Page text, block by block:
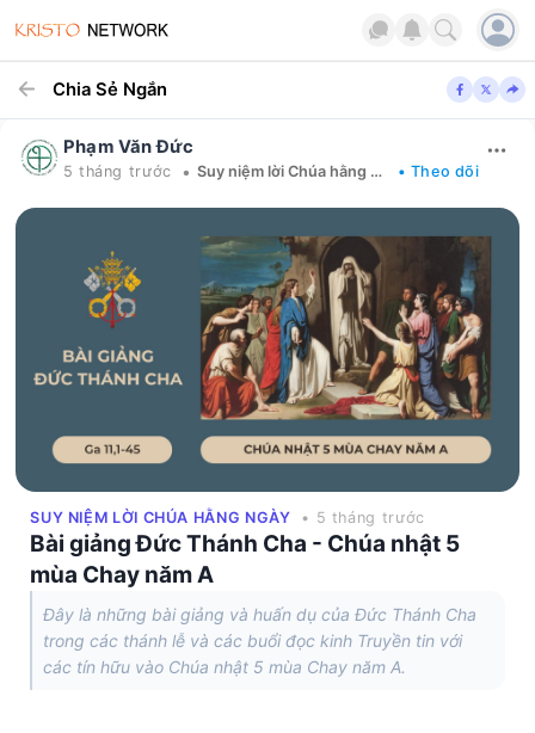
Chia Sẻ Ngắn
Phạm Văn Đức
5 tháng trước • Suy niệm lời Chúa hằng ngày • Theo dõi
SUY NIỆM LỜI CHÚA HẰNG NGÀY • 5 tháng trước
Bài giảng Đức Thánh Cha - Chúa nhật 5
mùa Chay năm A
Đây là những bài giảng và huấn dụ của Đức Thánh Cha
trong các thánh lễ và các buổi đọc kinh Truyền tin với
các tín hữu vào Chúa nhật 5 mùa Chay năm A.